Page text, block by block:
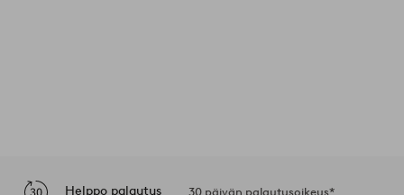
Helppo palautus 30 päivän palautusoikeus*